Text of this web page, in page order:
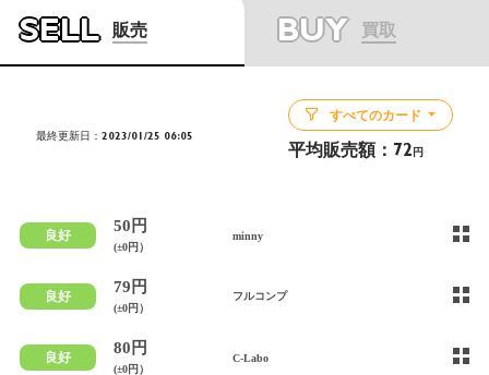
SELL 販売 BUY 買取
最終更新日：2023/01/25 06:05
すべてのカード
平均販売額： 72 円
良好
50円
(±0円）
minny
良好
79円
(±0円）
フルコンプ
良好
80円
(±0円）
C-Labo